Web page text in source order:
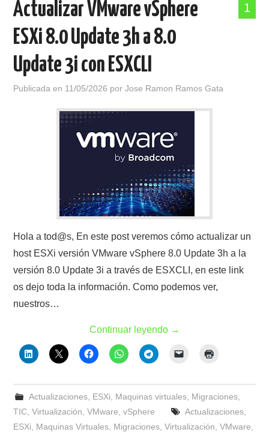
1
Actualizar VMware vSphere
ESXi 8.0 Update 3h a 8.0
Update 3i con ESXCLI
Publicada en 11/05/2026 porJose Ramon Ramos Gata
Hola a tod@s, En este post veremos cómo actualizar un
host ESXi versión VMware vSphere 8.0 Update 3h a la
versión 8.0 Update 3i a través de ESXCLI, en este link
os dejo toda la información. Como podemos ver,
nuestros…
Continuar leyendo →
Actualizaciones, ESXi Maquinas virtuales, Migraciones,
TIC ,Virtualización ,VMware ,vSphere Actualizaciones,
ESXi
Maquinas Virtuales Migraciones ,Virtualización ,VMware